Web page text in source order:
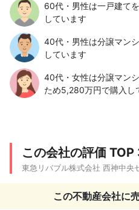
60代・男性は一戸建て
しています
40代・男性は分譲マン
しています
40代・女性は分譲マン
ため5,280万円で購入し
この会社の評価 TOP
東急リバブル株式会社 西神中央
この不動産会社に